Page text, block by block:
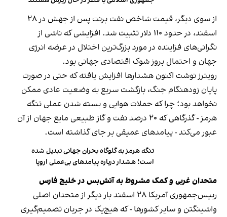
از سوی دیگر، قیمت شاخص نفت برنت پس از جهش در ۲۸
اسفند، در حدود ۱۱۰ دلار تثبیت شد. افزایشی که ناشی از
نگرانی‌های فزاینده در مورد بزرگ‌ترین اختلال در عرضه انرژی
جهان و احتمال بروز شوک اقتصادی جهانی بود.
رویترز نوشت اکنون هشدارها افزایش یافته که حتی در صورت
پایان زودهنگام جنگ، بازگشت سریع به وضعیت عادی ممکن
نخواهد بود؛ چرا که حملات هوایی و بسته شدن عملی تنگه
هرمز - گذرگاهی که ۲۰ درصد نفت و گاز طبیعی مایع جهان از آن
عبور می‌کند - پیامدهای عمیقی بر جای گذاشته است.
تنگه هرمز به گلوگاه بحران جهانی تبدیل شده
است؛ هشدار درباره پیامدهای بی‌عملی اروپا
متحدان غربی و کمک مشروط به آتش‌بس در خلیج فارس
رییس‌جمهوری آمریکا ۲۸ اسفند بار دیگر از متحدان اصلی
واشینگتن و سایر کشورها - که هیچ‌یک در جریان تصمیم‌گیری